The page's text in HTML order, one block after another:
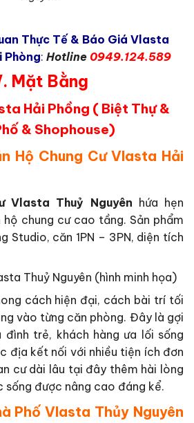
Thực Tế & Báo Giá Vlasta
Phòng: Hotline 0949.124.589
Mặt Bằng
Hải Phồng ( Biệt Thự &
& Shophouse)
Hộ Chung Cư Vlasta Hải
Vlasta Thuỷ Nguyên hứa hẹn
chung cư cao tầng. Sản phẩm
Studio, căn 1PN – 3PN, diện tích
Thuỷ Nguyên (hình minh họa)
cách hiện đại, cách bài trí tối
vào từng căn phòng. Đây là gợi
trẻ, khách hàng ưa lối sống
địa kết nối với nhiều tiện ích đơn
cư dài lâu tại đây thêm hài lòng
sống được nâng cao đáng kể.
Phố Vlasta Thủy Nguyên